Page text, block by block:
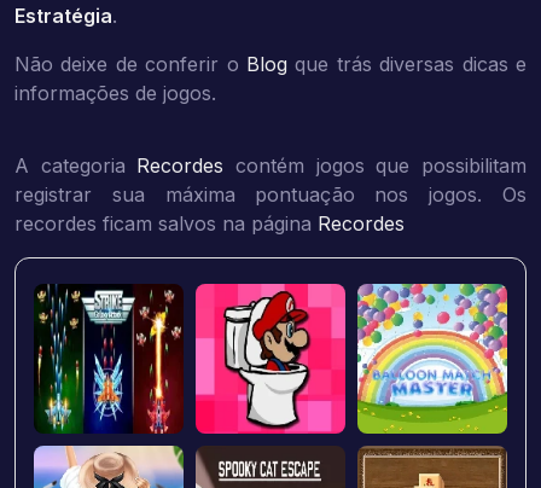
Estratégia.
Não deixe de conferir o Blog que trás diversas dicas e
informações de jogos.
A categoria Recordes contém jogos que possibilitam
registrar sua máxima pontuação nos jogos. Os
recordes ficam salvos na página Recordes